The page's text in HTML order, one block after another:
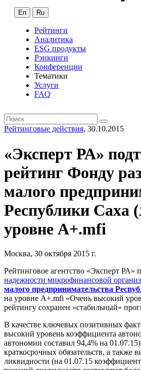
En Ru
Рейтинги
Аналитика
ESG продукты
Рэнкинги
Конференции
Тематики
Услуги
FAQ
Рейтинговые действия, 30.10.2015
«Эксперт РА»
рейтинг Фонду
малого
Республики Саха
уровне A+.mfi
Москва, 30 октября 2015 г.
Рейтинговое агентство «Эксперт РА»
надежности микрофинансовой
малого предпринимательства
на уровне А+.mfi «Очень высокий
рейтингу сохранен «стабильный»
В качестве ключевых позитивных
высокий уровень коэффициента
автономии составил 94,4% на
краткосрочных обязательств, а также
ликвидности (на 01.07.15